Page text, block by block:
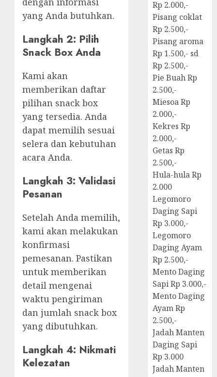
yang Anda butuhkan.
Langkah 2: Pilih
Snack Box Anda
Kami akan
memberikan daftar
pilihan snack box
yang tersedia. Anda
dapat memilih sesuai
selera dan kebutuhan
acara Anda.
Langkah 3: Validasi
Pesanan
Setelah Anda memilih,
kami akan melakukan
konfirmasi
pemesanan. Pastikan
untuk memberikan
detail mengenai
waktu pengiriman
dan jumlah snack box
yang dibutuhkan.
Langkah 4: Nikmati
Kelezatan
Rp 2.000,-
Pisang coklat
Rp 2.500,-
Pisang aroma
Rp 1.500,- sd
Rp 2.500,-
Pie Buah Rp
2.500,-
Miesoa Rp
2.000,-
Kekres Rp
2.000,-
Getas Rp
2.500,-
Hula-hula Rp
2.000
Legomoro
Daging Sapi
Rp 3.000,-
Legomoro
Daging Ayam
Rp 2.500,-
Mento Daging
Sapi Rp 3.000,-
Mento Daging
Ayam Rp
2.500,-
Jadah Manten
Daging Sapi
Rp 3.000
Jadah Manten